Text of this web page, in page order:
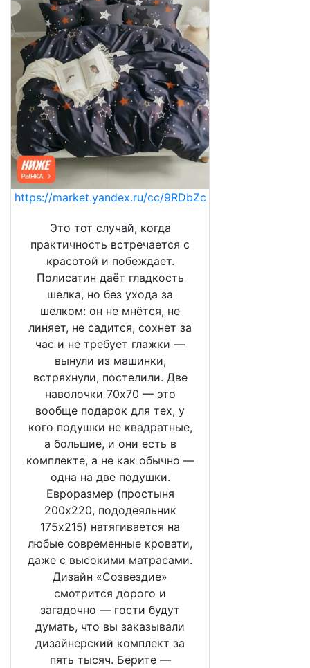
https://market.yandex.ru/cc/9RDbZc
Это тот случай, когда
практичность встречается с
красотой и побеждает.
Полисатин даёт гладкость
шелка, но без ухода за
шелком: он не мнётся, не
линяет, не садится, сохнет за
час и не требует глажки —
вынули из машинки,
встряхнули, постелили. Две
наволочки 70х70 — это
вообще подарок для тех, у
кого подушки не квадратные,
а большие, и они есть в
комплекте, а не как обычно —
одна на две подушки.
Евроразмер (простыня
200х220, пододеяльник
175х215) натягивается на
любые современные кровати,
даже с высокими матрасами.
Дизайн «Созвездие»
смотрится дорого и
загадочно — гости будут
думать, что вы заказывали
дизайнерский комплект за
пять тысяч. Берите —